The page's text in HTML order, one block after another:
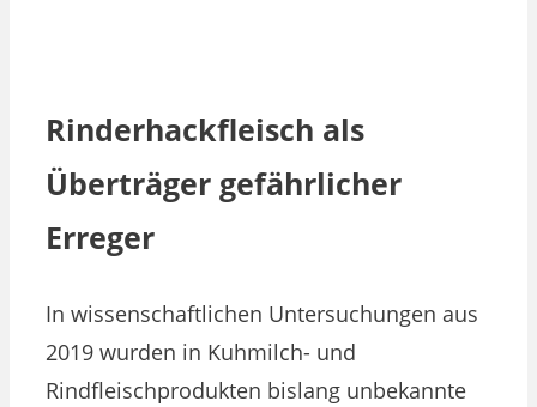
Rinderhackfleisch als
Überträger gefährlicher
Erreger
In wissenschaftlichen Untersuchungen aus
2019 wurden in Kuhmilch- und
Rindfleischprodukten bislang unbekannte